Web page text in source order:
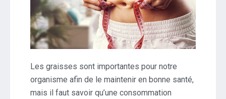
Les graisses sont importantes pour notre
organisme afin de le maintenir en bonne santé,
mais il faut savoir qu’une consommation